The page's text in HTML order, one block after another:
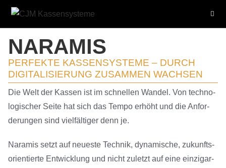
NARAMIS
PERFEKTE KASSEN­SYSTEME – DURCH
DIGITA­LI­SIE­RUNG ZUSAMMEN WACHSEN
Die Welt der Kassen ist im schnellen Wandel. Von techno­
lo­gi­scher Seite hat sich das Tempo erhöht und die Anfor­
de­rungen sind vielfäl­tiger denn je.
Naramis setzt auf neueste Technik, dynami­sche, zukunfts­
ori­en­tierte Entwick­lung und nicht zuletzt auf eine einzig­ar­